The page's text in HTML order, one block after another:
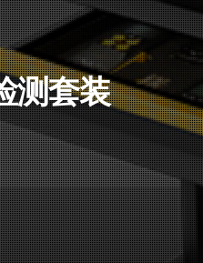
测套装